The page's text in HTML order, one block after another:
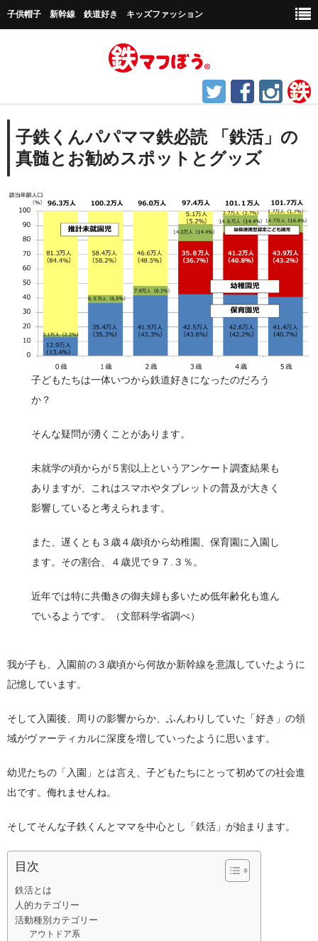
子供帽子 新幹線 鉄道好き キッズファッション
鉄道グッズ
キャップ帽子
新幹線シリーズ
チャギントンシリーズ
アドバンスシリーズ
冬の帽子
くつ下
新幹線シリーズ
貨物列車シリーズ
木製玩具
その他雑貨
つり革
タオル
ふとんでクッション
ノノフローヴ
婦人帽子
子鉄くんパパママ鉄必読 「鉄活」の
真髄とお勧めスポットとグッズ
子どもたちは一体いつから鉄道好きになったのだろう
か？
そんな疑問が湧くことがあります。
未就学の頃からが５割以上というアンケート調査結果も
ありますが、これはスマホやタブレットの普及が大きく
影響していると考えられます。
また、遅くとも３歳４歳頃から幼稚園、保育園に入園し
ます。その割合、４歳児で９７.３％。
近年では特に共働きの御夫婦も多いため低年齢化も進ん
でいるようです。（文部科学省調べ）
我が子も、入園前の３歳頃から何故か新幹線を意識していたように
記憶しています。
そして入園後、周りの影響からか、ふんわりしていた「好き」の領
域がヴァーティカルに深度を増していったように思います。
幼児たちの「入園」とは言え、子どもたちにとって初めての社会進
出です。侮れませんね。
そしてそんな子鉄くんとママを中心とし「鉄活」が始まります。
目次
鉄活とは
人的カテゴリー
活動種別カテゴリー
アウトドア系